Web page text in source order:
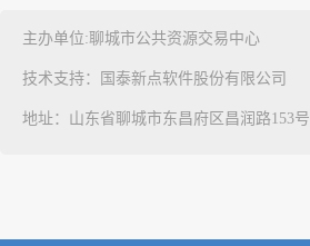
主办单位:聊城市公共资源交易中心
技术支持：国泰新点软件股份有限公司
地址：山东省聊城市东昌府区昌润路153号